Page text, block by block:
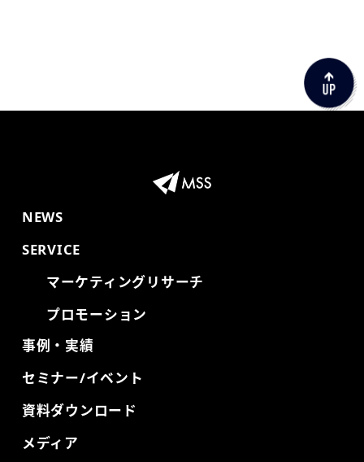
NEWS
SERVICE
マーケティングリサーチ
プロモーション
事例・実績
セミナー/イベント
資料ダウンロード
メディア